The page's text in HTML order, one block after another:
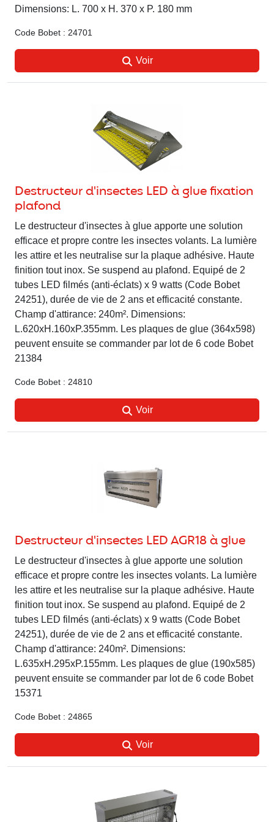
Dimensions: L. 700 x H. 370 x P. 180 mm
Code Bobet : 24701
Voir
Destructeur d'insectes LED à glue fixation
plafond
Le destructeur d'insectes à glue apporte une solution
efficace et propre contre les insectes volants. La lumière
les attire et les neutralise sur la plaque adhésive. Haute
finition tout inox. Se suspend au plafond. Equipé de 2
tubes LED filmés (anti-éclats) x 9 watts (Code Bobet
24251), durée de vie de 2 ans et efficacité constante.
Champ d'attirance: 240m². Dimensions:
L.620xH.160xP.355mm. Les plaques de glue (364x598)
peuvent ensuite se commander par lot de 6 code Bobet
21384
Code Bobet : 24810
Voir
Destructeur d'insectes LED AGR18 à glue
Le destructeur d'insectes à glue apporte une solution
efficace et propre contre les insectes volants. La lumière
les attire et les neutralise sur la plaque adhésive. Haute
finition tout inox. Se suspend au plafond. Equipé de 2
tubes LED filmés (anti-éclats) x 9 watts (Code Bobet
24251), durée de vie de 2 ans et efficacité constante.
Champ d'attirance: 240m². Dimensions:
L.635xH.295xP.155mm. Les plaques de glue (190x585)
peuvent ensuite se commander par lot de 6 code Bobet
15371
Code Bobet : 24865
Voir